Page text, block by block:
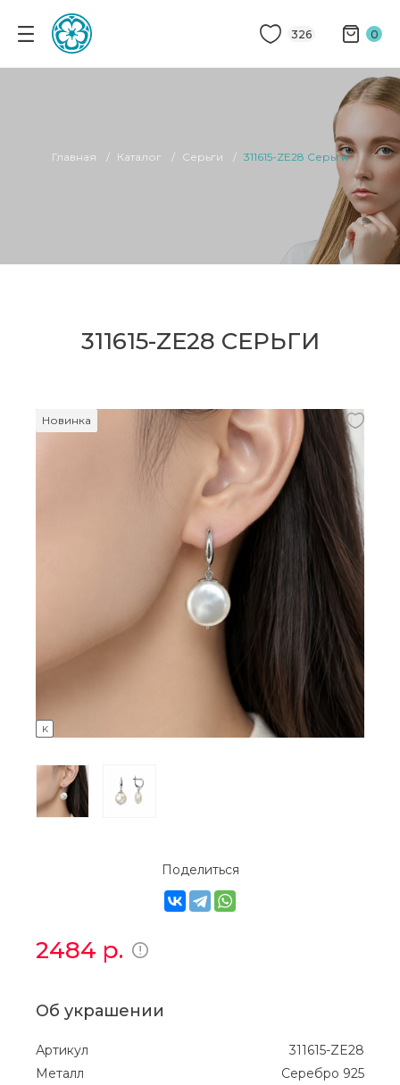
326 0
Главная Каталог Серьги 311615-ZE28 Серьги
311615-ZE28 СЕРЬГИ
Новинка
K
Поделиться
2484 р.
Об украшении
Артикул
311615-ZE28
Металл
Серебро 925